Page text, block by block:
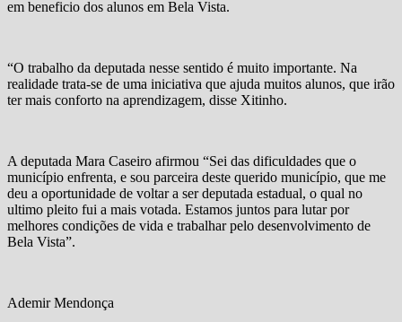
em beneficio dos alunos em Bela Vista.
“O trabalho da deputada nesse sentido é muito importante. Na
realidade trata-se de uma iniciativa que ajuda muitos alunos, que irão
ter mais conforto na aprendizagem, disse Xitinho.
A deputada Mara Caseiro afirmou “Sei das dificuldades que o
município enfrenta, e sou parceira deste querido município, que me
deu a oportunidade de voltar a ser deputada estadual, o qual no
ultimo pleito fui a mais votada. Estamos juntos para lutar por
melhores condições de vida e trabalhar pelo desenvolvimento de
Bela Vista”.
Ademir Mendonça